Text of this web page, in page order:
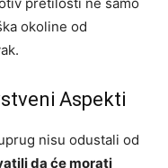
okoline od
Aspekti
nisu odustali od
da će morati